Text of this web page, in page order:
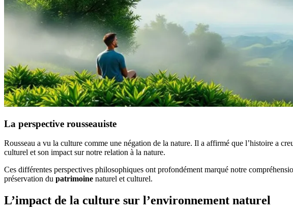
La perspective rousseauiste
Rousseau a vu la culture comme une négation de la nature. Il a affirmé que l’histoire a
culturel et son impact sur notre relation à la nature.
Ces différentes perspectives philosophiques ont profondément marqué notre
préservation du patrimoine naturel et culturel.
L’impact de la culture sur l’environnement naturel